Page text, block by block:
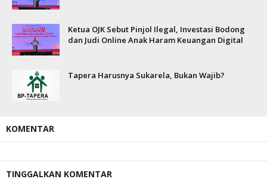
Ketua OJK Sebut Pinjol Ilegal, Investasi Bodong
dan Judi Online Anak Haram Keuangan Digital
Tapera Harusnya Sukarela, Bukan Wajib?
KOMENTAR
TINGGALKAN KOMENTAR